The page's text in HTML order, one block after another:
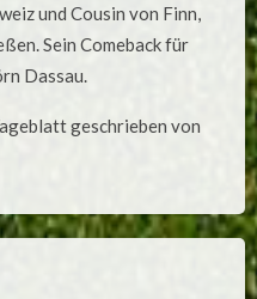
und Cousin von Finn,
Sein Comeback für
Dassau.
geschrieben von